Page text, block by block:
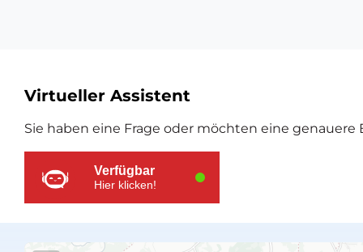
Zusätzliche
Ressourcen
Virtueller Assistent
Sie haben eine Frage oder möchten eine
Verfügbar
Hier klicken!